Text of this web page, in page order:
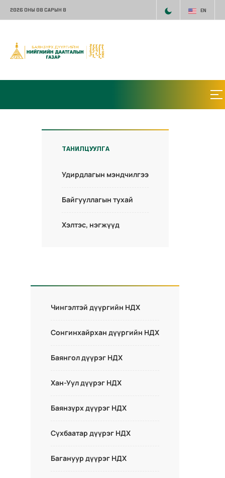
2026 ОНЫ 08 САРЫН 8 EN
ТАНИЛЦУУЛГА
Удирдлагын мэндчилгээ
Байгууллагын тухай
Хэлтэс, нэгжүүд
Чингэлтэй дүүргийн НДХ
Сонгинхайрхан дүүргийн НДХ
Баянгол дүүрэг НДХ
Хан-Уул дүүрэг НДХ
Баянзүрх дүүрэг НДХ
Сүхбаатар дүүрэг НДХ
Багануур дүүрэг НДХ